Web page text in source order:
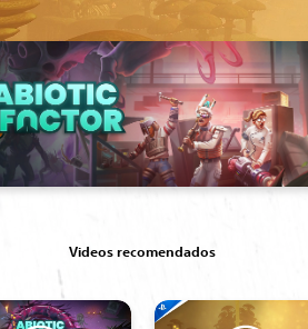
Videos recomendados